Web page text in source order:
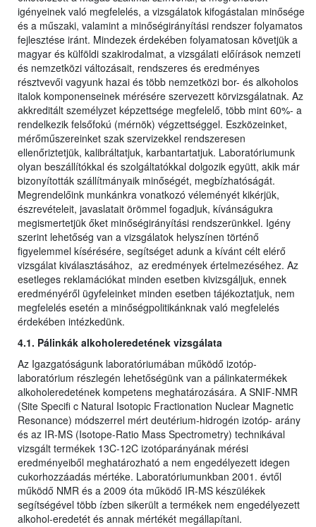
igényeinek való megfelelés, a vizsgálatok kifogástalan minősége
és a műszaki, valamint a minőségirányítási rendszer folyamatos
fejlesztése iránt. Mindezek érdekében folyamatosan követjük a
magyar és külföldi szakirodalmat, a vizsgálati előírások nemzeti
és nemzetközi változásait, rendszeres és eredményes
résztvevői vagyunk hazai és több nemzetközi bor- és alkoholos
italok komponenseinek mérésére szervezett körvizsgálatnak. Az
akkreditált személyzet képzettsége megfelelő, több mint 60%- a
rendelkezik felsőfokú (mérnök) végzettséggel. Eszközeinket,
mérőműszereinket szak szervizekkel rendszeresen
ellenőriztetjük, kalibráltatjuk, karbantartatjuk. Laboratóriumunk
olyan beszállítókkal és szolgáltatókkal dolgozik együtt, akik már
bizonyították szállítmányaik minőségét, megbízhatóságát.
Megrendelőink munkánkra vonatkozó véleményét kikérjük,
észrevételeit, javaslatait örömmel fogadjuk, kívánságukra
megismertetjük őket minőségirányítási rendszerünkkel. Igény
szerint lehetőség van a vizsgálatok helyszínen történő
figyelemmel kísérésére, segítséget adunk a kívánt célt elérő
vizsgálat kiválasztásához, az eredmények értelmezéséhez. Az
esetleges reklamációkat minden esetben kivizsgáljuk, ennek
eredményéről ügyfeleinket minden esetben tájékoztatjuk, nem
megfelelés esetén a minőségpolitikánknak való megfelelés
érdekében intézkedünk.
4.1. Pálinkák alkoholeredetének vizsgálata
Az Igazgatóságunk laboratóriumában működő izotóp-
laboratórium részlegén lehetőségünk van a pálinkatermékek
alkoholeredetének kompetens meghatározására. A SNIF-NMR
(Site Specifi c Natural Isotopic Fractionation Nuclear Magnetic
Resonance) módszerrel mért deutérium-hidrogén izotóp- arány
és az IR-MS (Isotope-Ratio Mass Spectrometry) technikával
vizsgált termékek 13C-12C izotóparányának mérési
eredményeiből meghatározható a nem engedélyezett idegen
cukorhozzáadás mértéke. Laboratóriumunkban 2001. évtől
működő NMR és a 2009 óta működő IR-MS készülékek
segítségével több ízben sikerült a termékek nem engedélyezett
alkohol-eredetét és annak mértékét megállapítani.